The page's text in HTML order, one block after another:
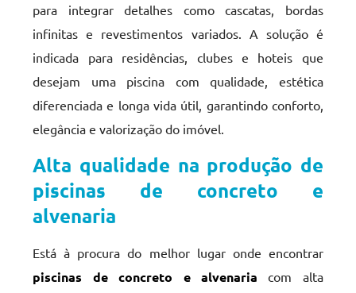
para integrar detalhes como cascatas, bordas
infinitas e revestimentos variados. A solução é
indicada para residências, clubes e hoteis que
desejam uma piscina com qualidade, estética
diferenciada e longa vida útil, garantindo conforto,
elegância e valorização do imóvel.
Alta qualidade na produção de
piscinas de concreto e
alvenaria
Está à procura do melhor lugar onde encontrar
piscinas de concreto e alvenaria com alta